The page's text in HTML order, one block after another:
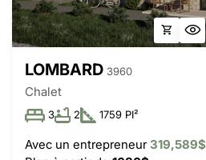
LOMBARD 3960
Chalet
3 2 1759 PI²
Avec un entrepreneur319,589$